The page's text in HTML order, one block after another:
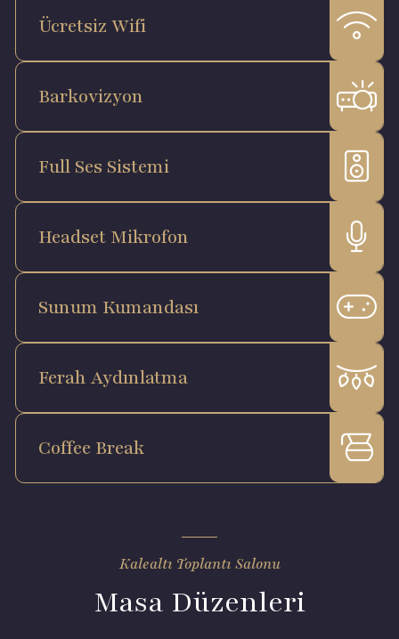
Ücretsiz Wifi
Barkovizyon
Full Ses Sistemi
Headset Mikrofon
Sunum Kumandası
Ferah Aydınlatma
Coffee Break
Kalealtı Toplantı Salonu
Masa Düzenleri